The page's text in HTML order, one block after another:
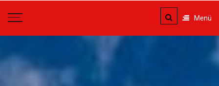
Der Ort für alles was das
Eigenheim betrifft.
Menü